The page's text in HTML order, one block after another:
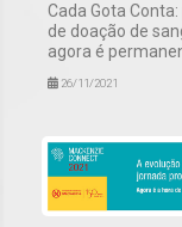
Cada Gota
de doação de
agora é
26/11/2021